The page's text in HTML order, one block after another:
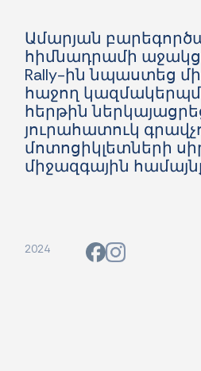
Ամարյան
հիմնադրամի
Rally-ին նպաստեց
հաջող
հերթին
յուրահատուկ
մոտոցիկլետների
միջազգային
2024